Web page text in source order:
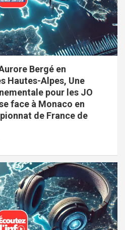
Bergé en
Hautes-Alpes, Une
pour les JO
face à Monaco en
de France de